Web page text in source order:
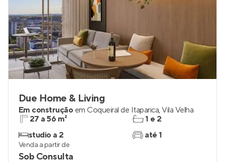
Due Home & Living
Em construção em Coqueiral de Itaparica,Vila Velha
27 a 56 m²
studio a 2
1 e 2
até 1
Venda a partir de
Sob Consulta